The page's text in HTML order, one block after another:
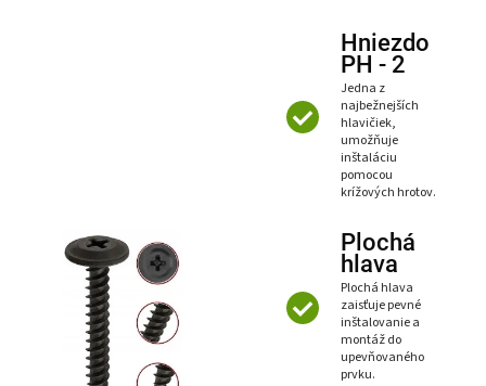
Hniezdo
PH - 2
Jedna z
najbežnejších
hlavičiek,
umožňuje
inštaláciu
pomocou
krížových hrotov.
Plochá
hlava
Plochá hlava
zaisťuje pevné
inštalovanie a
montáž do
upevňovaného
prvku.